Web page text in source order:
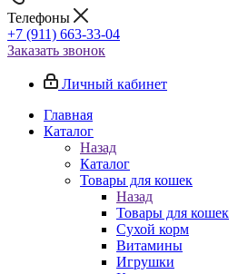
Телефоны
+7 (911) 663-33-04
Заказать звонок
Личный кабинет
Главная
Каталог
Назад
Каталог
Товары для кошек
Назад
Товары для кошек
Cухой корм
Витамины
Игрушки